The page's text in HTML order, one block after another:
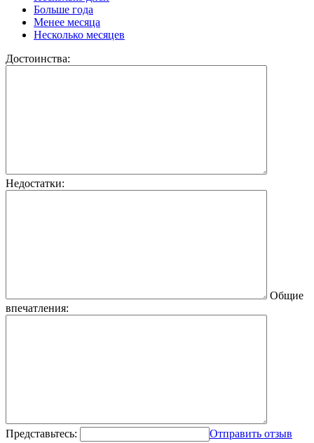
Больше года
Менее месяца
Несколько месяцев
Достоинства:
Недостатки:
Общие
впечатления:
Представьтесь: Отправить отзыв